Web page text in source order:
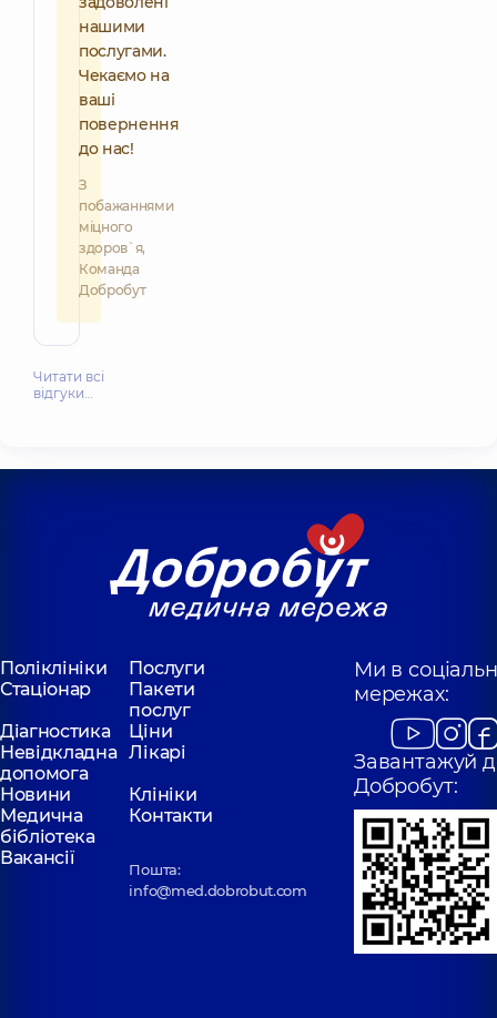
нашими
послугами.
Чекаємо на
ваші
повернення
до нас!
З
побажаннями
міцного
здоров`я,
Команда
Добробут
Читати всі
відгуки…
Поліклініки
Послуги
Стаціонар
Пакети
послуг
Діагностика
Ціни
Невідкладна
допомога
Лікарі
Новини
Клініки
Медична
бібліотека
Контакти
Вакансії
Пошта:
info@med.dobrobut.com
Ми в
мережах:
Завантажуй
Добробут: